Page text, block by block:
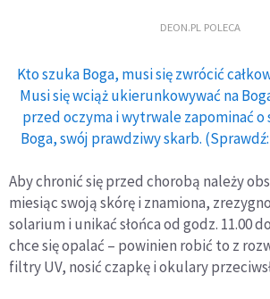
DEON.PL POLECA
Kto szuka Boga, musi się zwrócić
Musi się wciąż ukierunkowywać na
przed oczyma i wytrwale zapominać o
Boga, swój prawdziwy skarb. (Sprawdź:
Aby chronić się przed chorobą należy
miesiąc swoją skórę i znamiona,
solarium i unikać słońca od godz. 11.00
chce się opalać – powinien robić to z
filtry UV, nosić czapkę i okulary